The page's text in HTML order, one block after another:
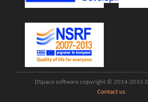
DSpace software copyright © 2014-2015
Contact us